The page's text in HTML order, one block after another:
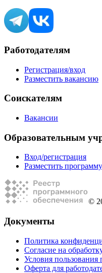
Работодателям
Регистрация/вход
Разместить вакансию
Соискателям
Вакансии
Образовательным
Вход/регистрация
Разместить
©
Документы
Политика
Согласие на
Условия пользования
Оферта для